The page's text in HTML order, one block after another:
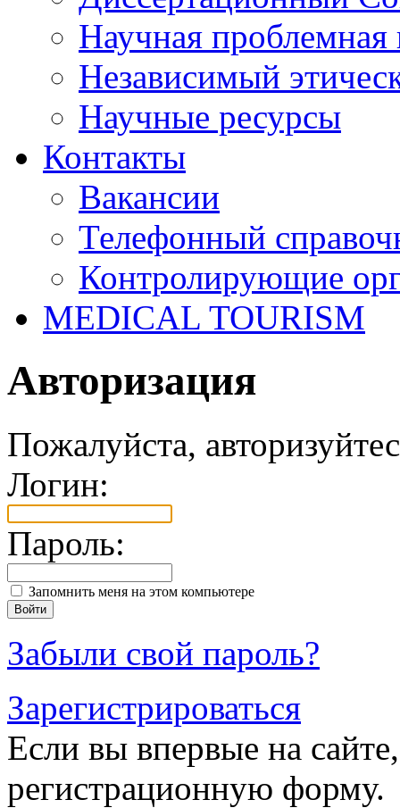
Научная проблемная
Независимый
Научные ресурсы
Контакты
Вакансии
Телефонный
Контролирующие
MEDICAL TOURISM
Авторизация
Пожалуйста,
Логин:
Пароль:
Запомнить меня на этом компьютере
Забыли свой пароль?
Зарегистрироваться
Если вы впервые на
регистрационную форму.